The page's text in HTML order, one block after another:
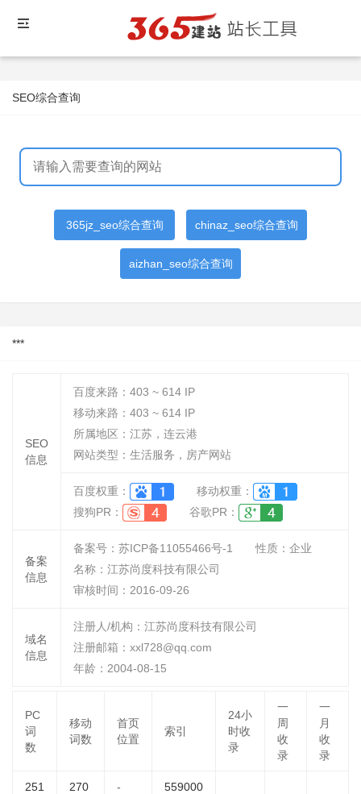
SEO综合查询
365jz_seo综合查询 chinaz_seo综合查询
aizhan_seo综合查询
***
SEO
信息
百度来路： 403 ~ 614 IP
移动来路： 403 ~ 614 IP
所属地区：江苏，连云港
网站类型：生活服务，房产网站
百度权重：
移动权重：
搜狗PR：
谷歌PR：
备案
信息
备案号：苏ICP备11055466号-1 性质： 企业
名称： 江苏尚度科技有限公司
审核时间： 2016-09-26
域名
信息
注册人/机构：江苏尚度科技有限公司
注册邮箱：xxl728@qq.com
年龄：2004-08-15
PC
词
数
移动
词数
首页
位置
索引
24小
时收
录
一
周
收
录
一
月
收
录
251 270 - 559000